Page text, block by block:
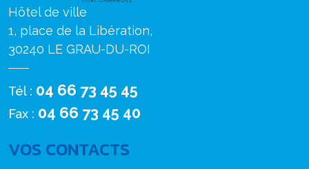
Hôtel de ville
1, place de la Libération,
30240 LE GRAU-DU-ROI
Tél : 04 66 73 45 45
Fax : 04 66 73 45 40
VOS CONTACTS